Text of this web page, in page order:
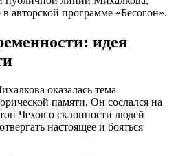
авторской программе «Бесогон».
идея
оказалась тема
памяти. Он сослался на
Чехов о склонности людей
настоящее и бояться